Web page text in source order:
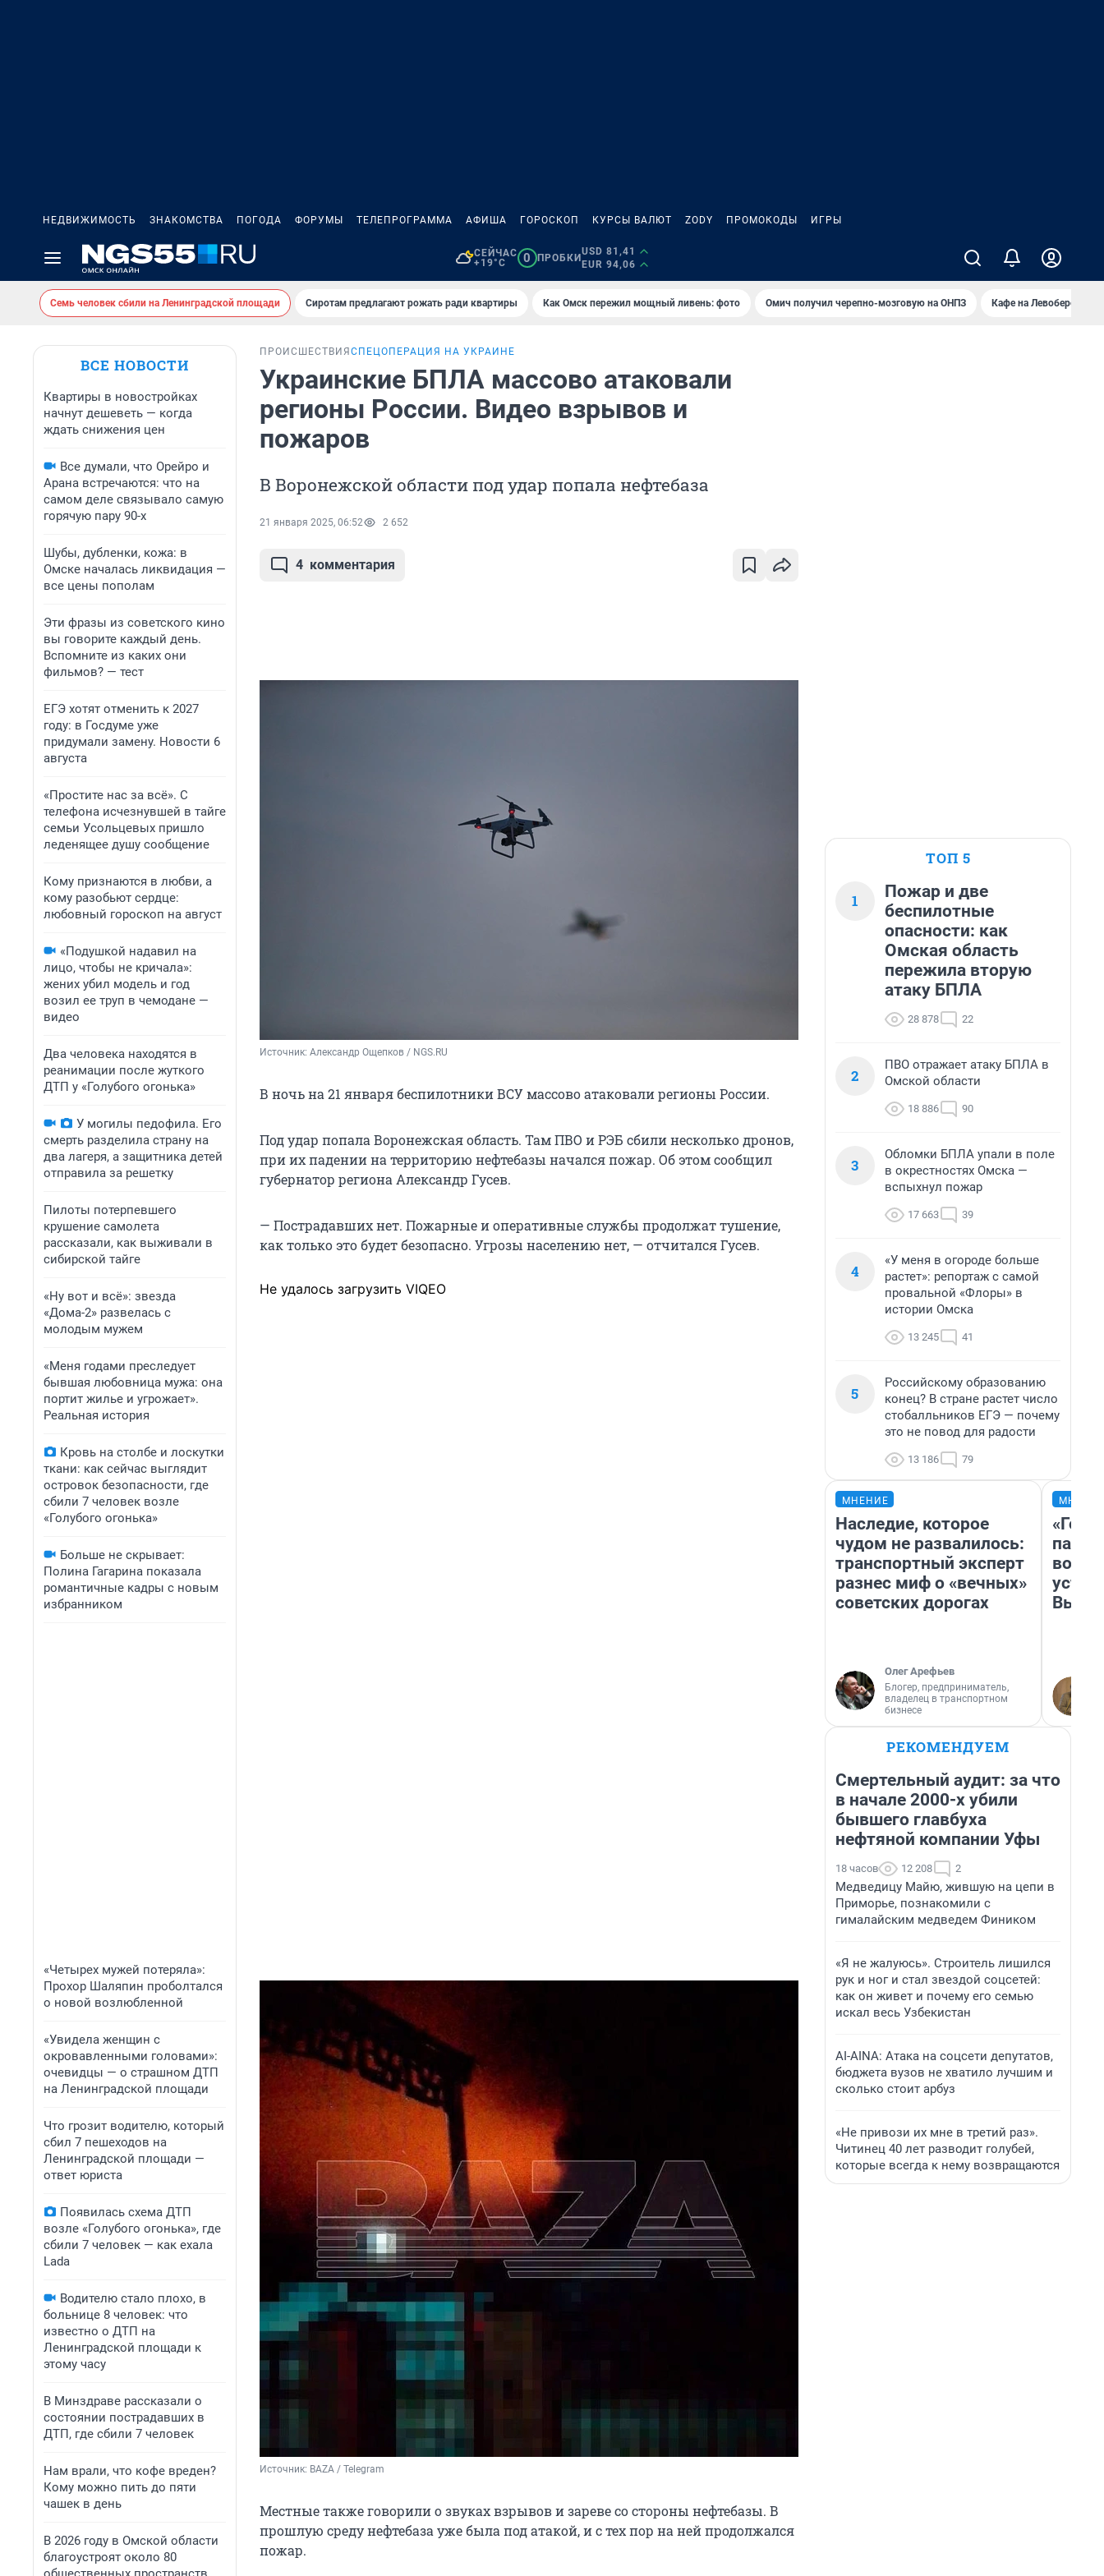
НЕДВИЖИМОСТЬ ЗНАКОМСТВА ПОГОДА ФОРУМЫ ТЕЛЕПРОГРАММА АФИША ГОРОСКОП КУРСЫ ВАЛЮТ ZODY ПРОМОКОДЫ ИГРЫ
СЕЙЧАС
+19°C
0 ПРОБКИ
USD 81,41
EUR 94,06
Семь человек сбили на Ленинградской площади Сиротам предлагают рожать ради квартиры Как Омск пережил мощный ливень: фото Омич получил черепно-мозговую на ОНПЗ Кафе на Левобережье
ВСЕ НОВОСТИ
Квартиры в новостройках
начнут дешеветь — когда
ждать снижения цен
Все думали, что Орейро и
Арана встречаются: что на
самом деле связывало самую
горячую пару 90-х
Шубы, дубленки, кожа: в
Омске началась ликвидация —
все цены пополам
Эти фразы из советского кино
вы говорите каждый день.
Вспомните из каких они
фильмов? — тест
ЕГЭ хотят отменить к 2027
году: в Госдуме уже
придумали замену. Новости 6
августа
«Простите нас за всё». С
телефона исчезнувшей в тайге
семьи Усольцевых пришло
леденящее душу сообщение
Кому признаются в любви, а
кому разобьют сердце:
любовный гороскоп на август
«Подушкой надавил на
лицо, чтобы не кричала»:
жених убил модель и год
возил ее труп в чемодане —
видео
Два человека находятся в
реанимации после жуткого
ДТП у «Голубого огонька»
У могилы педофила. Его
смерть разделила страну на
два лагеря, а защитника детей
отправила за решетку
Пилоты потерпевшего
крушение самолета
рассказали, как выживали в
сибирской тайге
«Ну вот и всё»: звезда
«Дома-2» развелась с
молодым мужем
«Меня годами преследует
бывшая любовница мужа: она
портит жилье и угрожает».
Реальная история
Кровь на столбе и лоскутки
ткани: как сейчас выглядит
островок безопасности, где
сбили 7 человек возле
«Голубого огонька»
Больше не скрывает:
Полина Гагарина показала
романтичные кадры с новым
избранником
«Четырех мужей потеряла»:
Прохор Шаляпин проболтался
о новой возлюбленной
«Увидела женщин с
окровавленными головами»:
очевидцы — о страшном ДТП
на Ленинградской площади
Что грозит водителю, который
сбил 7 пешеходов на
Ленинградской площади —
ответ юриста
Появилась схема ДТП
возле «Голубого огонька», где
сбили 7 человек — как ехала
Lada
Водителю стало плохо, в
больнице 8 человек: что
известно о ДТП на
Ленинградской площади к
этому часу
В Минздраве рассказали о
состоянии пострадавших в
ДТП, где сбили 7 человек
Нам врали, что кофе вреден?
Кому можно пить до пяти
чашек в день
В 2026 году в Омской области
благоустроят около 80
ПРОИСШЕСТВИЯ СПЕЦОПЕРАЦИЯ НА УКРАИНЕ
Украинские БПЛА массово атаковали
регионы России. Видео взрывов и
пожаров
В Воронежской области под удар попала нефтебаза
21 января 2025, 06:52 2 652
4 комментария
Источник: Александр Ощепков / NGS.RU
В ночь на 21 января беспилотники ВСУ массово атаковали регионы России.
Под удар попала Воронежская область. Там ПВО и РЭБ сбили несколько дронов,
при их падении на территорию нефтебазы начался пожар. Об этом сообщил
губернатор региона Александр Гусев.
— Пострадавших нет. Пожарные и оперативные службы продолжат тушение,
как только это будет безопасно. Угрозы населению нет, — отчитался Гусев.
Не удалось загрузить VIQEO
Источник: BAZA / Telegram
Местные также говорили о звуках взрывов и зареве со стороны нефтебазы. В
прошлую среду нефтебаза уже была под атакой, и с тех пор на ней продолжался
пожар.
ТОП 5
1
Пожар и две
беспилотные
опасности: как
Омская область
пережила вторую
атаку БПЛА
28 878 22
2
ПВО отражает атаку БПЛА в
Омской области
18 886 90
3
Обломки БПЛА упали в поле
в окрестностях Омска —
вспыхнул пожар
17 663 39
4
«У меня в огороде больше
растет»: репортаж с самой
провальной «Флоры» в
истории Омска
13 245 41
5
Российскому образованию
конец? В стране растет число
стобалльников ЕГЭ — почему
это не повод для радости
13 186 79
МНЕНИЕ
Наследие, которое
чудом не развалилось:
транспортный эксперт
разнес миф о «вечных»
советских дорогах
Олег Арефьев
Блогер, предприниматель,
владелец в транспортном
бизнесе
РЕКОМЕНДУЕМ
Смертельный аудит: за что
в начале 2000-х убили
бывшего главбуха
нефтяной компании Уфы
18 часов 12 208 2
Медведицу Майю, жившую на цепи в
Приморье, познакомили с
гималайским медведем Фиником
«Я не жалуюсь». Строитель лишился
рук и ног и стал звездой соцсетей:
как он живет и почему его семью
искал весь Узбекистан
AI-AINA: Атака на соцсети депутатов,
бюджета вузов не хватило лучшим и
сколько стоит арбуз
«Не привози их мне в третий раз».
Читинец 40 лет разводит голубей,
которые всегда к нему возвращаются